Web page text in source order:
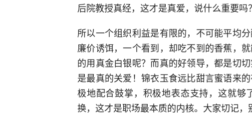
后院教授真经，这才是真爱，说什么重要吗？
所以一个组织利益是有限的，不可能平均
廉价诱饵，一个看到，却吃不到的香蕉，
的用真金白银呢？而真的好领导，都是切
是最真的关爱！锦衣玉食远比甜言蜜语来
极地配合鼓掌，积极地表态支持，这就
换，这才是职场最本质的内核。大家切记，